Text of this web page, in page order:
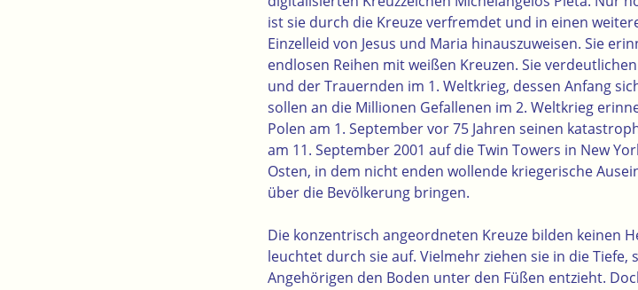
ist sie durch die Kreuze verfremdet und in einen
Einzelleid von Jesus und Maria hinauszuweisen. Sie
endlosen Reihen mit weißen Kreuzen. Sie
und der Trauernden im 1. Weltkrieg, dessen Anfang
sollen an die Millionen Gefallenen im 2. Weltkrieg
Polen am 1. September vor 75 Jahren seinen
am 11. September 2001 auf die Twin Towers in New
Osten, in dem nicht enden wollende kriegerische
über die Bevölkerung bringen.
Die konzentrisch angeordneten Kreuze bilden keinen
leuchtet durch sie auf. Vielmehr ziehen sie in die
Angehörigen den Boden unter den Füßen entzieht.